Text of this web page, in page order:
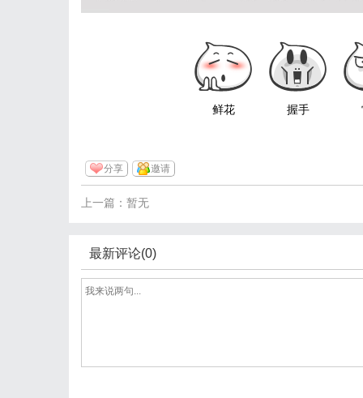
鲜花 握手
分享 邀请
上一篇：暂无
最新评论(0)